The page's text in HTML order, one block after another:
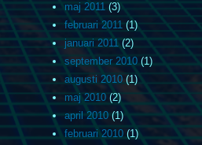
maj 2011(3)
februari 2011(1)
januari 2011(2)
september 2010(1)
augusti 2010(1)
maj 2010(2)
april 2010(1)
februari 2010(1)